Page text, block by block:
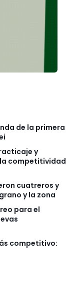
de la primera
y
competitividad
cuatreros y
y la zona
para el
competitivo: